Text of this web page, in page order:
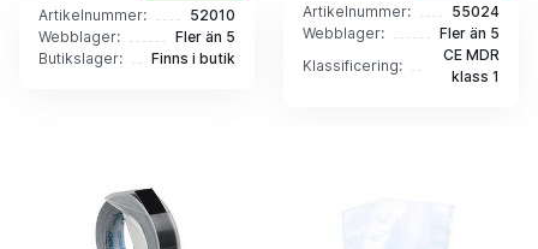
Artikelnummer:
52010
Webblager:
Fler än 5
Butikslager:
Finns i butik
Artikelnummer:
55024
Webblager:
Fler än 5
Klassificering:
CE MDR
klass 1